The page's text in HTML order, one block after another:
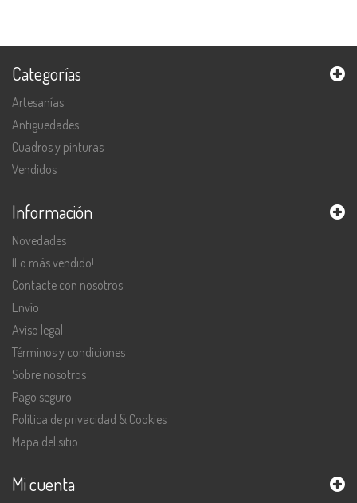
Categorías
Artesanías
Antigüedades
Cuadros y pinturas
Vendidos
Información
Novedades
¡Lo más vendido!
Contacte con nosotros
Envío
Aviso legal
Términos y condiciones
Sobre nosotros
Pago seguro
Política de privacidad & Cookies
Mapa del sitio
Mi cuenta